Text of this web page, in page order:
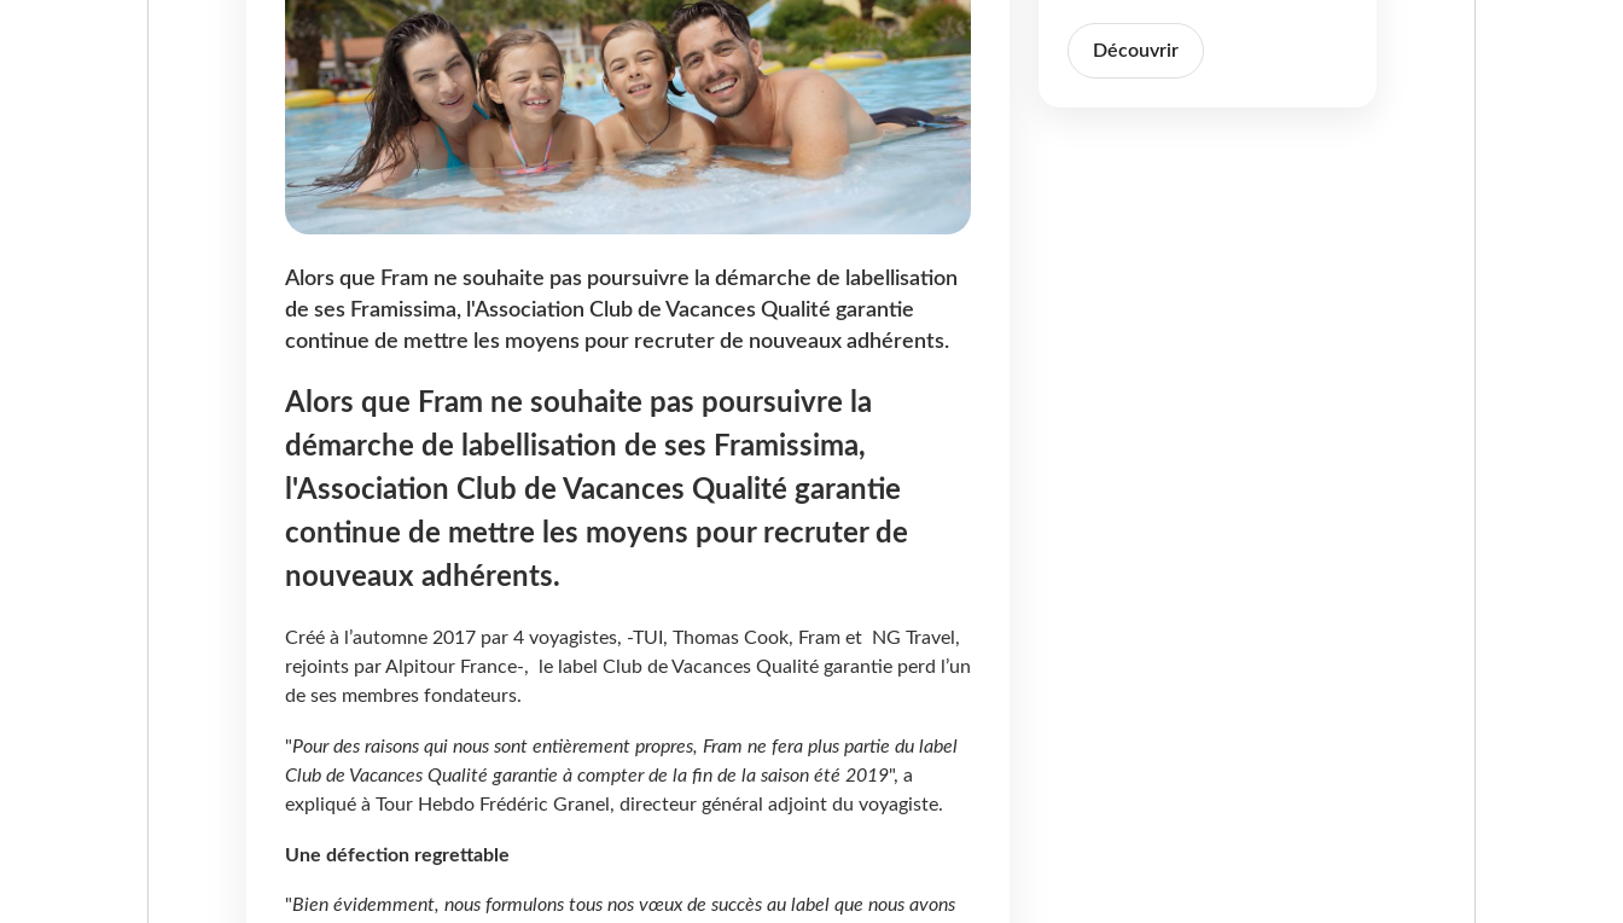
Alors que Fram ne souhaite pas poursuivre la démarche de labellisation
de ses Framissima, l'Association Club de Vacances Qualité garantie
continue de mettre les moyens pour recruter de nouveaux adhérents.
Alors que Fram ne souhaite pas poursuivre la
démarche de labellisation de ses Framissima,
l'Association Club de Vacances Qualité garantie
continue de mettre les moyens pour recruter de
nouveaux adhérents.
Créé à l’automne 2017 par 4 voyagistes, -TUI, Thomas Cook, Fram et NG Travel,
rejoints par Alpitour France-, le label Club de Vacances Qualité garantie perd l’un
de ses membres fondateurs.
"Pour des raisons qui nous sont entièrement propres, Fram ne fera plus partie du label
Club de Vacances Qualité garantie à compter de la fin de la saison été 2019", a
expliqué à Tour Hebdo Frédéric Granel, directeur général adjoint du voyagiste.
Une défection regrettable
"Bien évidemment, nous formulons tous nos vœux de succès au label que nous avons
Découvrir